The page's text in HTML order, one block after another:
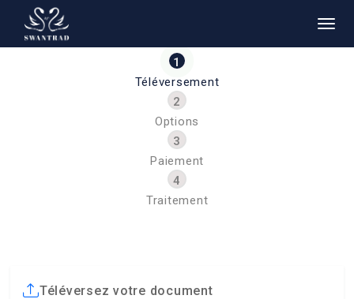
Téléversement
Options
Paiement
Traitement
Téléversez votre document